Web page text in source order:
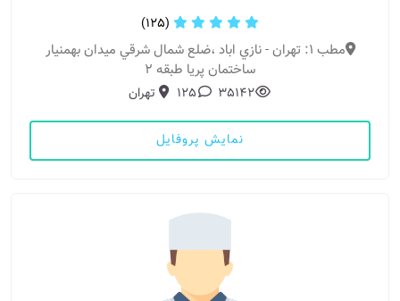
(125)
مطب 1: تهران - نازي اباد ،ضلع شمال شرقي ميدان بهمنيار
ساختمان پريا طبقه ۲
35142
125 تهران
نمایش پروفایل